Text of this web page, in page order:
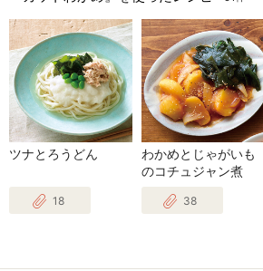
ツナとろうどん
18
わかめとじゃがいも
のコチュジャン煮
38